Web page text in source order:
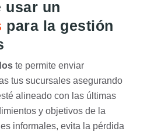
usar un
para la gestión
te permite enviar
tus sucursales asegurando
alineado con las últimas
y objetivos de la
informales, evita la pérdida